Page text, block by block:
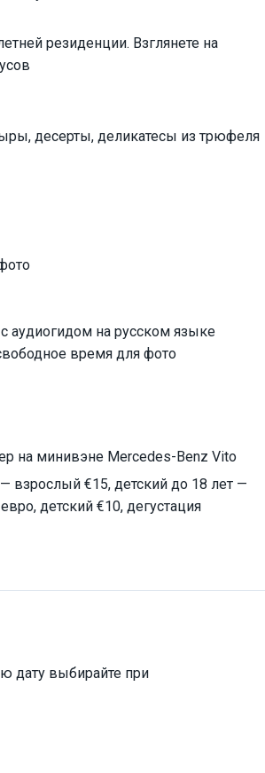
резиденции. Взглянете на
десерты, деликатесы из трюфеля
аудиогидом на русском языке
время для фото
на минивэне Mercedes-Benz Vito
взрослый €15, детский до 18 лет —
детский €10, дегустация
дату выбирайте при